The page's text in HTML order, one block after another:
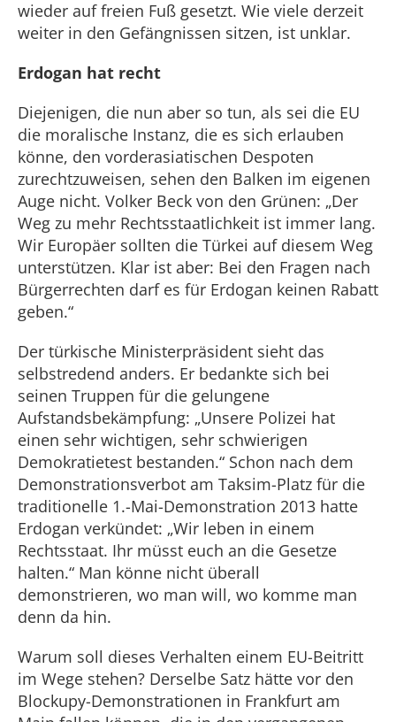
wieder auf freien Fuß gesetzt. Wie viele derzeit
weiter in den Gefängnissen sitzen, ist unklar.
Erdogan hat recht
Diejenigen, die nun aber so tun, als sei die EU
die moralische Instanz, die es sich erlauben
könne, den vorderasiatischen Despoten
zurechtzuweisen, sehen den Balken im eigenen
Auge nicht. Volker Beck von den Grünen: „Der
Weg zu mehr Rechtsstaatlichkeit ist immer lang.
Wir Europäer sollten die Türkei auf diesem Weg
unterstützen. Klar ist aber: Bei den Fragen nach
Bürgerrechten darf es für Erdogan keinen Rabatt
geben.“
Der türkische Ministerpräsident sieht das
selbstredend anders. Er bedankte sich bei
seinen Truppen für die gelungene
Aufstandsbekämpfung: „Unsere Polizei hat
einen sehr wichtigen, sehr schwierigen
Demokratietest bestanden.“ Schon nach dem
Demonstrationsverbot am Taksim-Platz für die
traditionelle 1.-Mai-Demonstration 2013 hatte
Erdogan verkündet: „Wir leben in einem
Rechtsstaat. Ihr müsst euch an die Gesetze
halten.“ Man könne nicht überall
demonstrieren, wo man will, wo komme man
denn da hin.
Warum soll dieses Verhalten einem EU-Beitritt
im Wege stehen? Derselbe Satz hätte vor den
Blockupy-Demonstrationen in Frankfurt am